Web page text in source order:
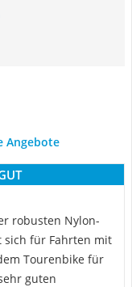
Angebote
robusten Nylon-
sich für Fahrten mit
Tourenbike für
guten